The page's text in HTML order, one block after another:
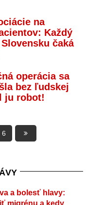
na
Každý
čaká
operácia sa
bez ľudskej
ju robot!
6
a bolesť hlavy:
migrénu a kedy